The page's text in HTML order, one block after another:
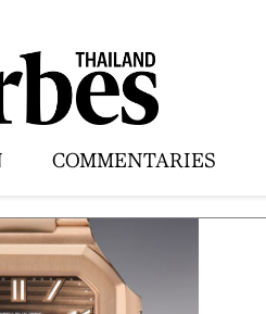
COMMENTARIES